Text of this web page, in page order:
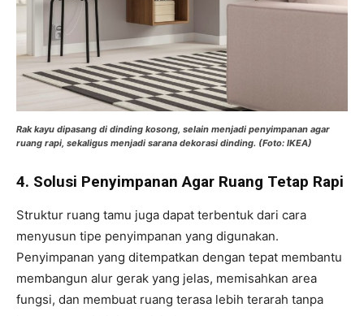
Rak kayu dipasang di dinding kosong, selain menjadi penyimpanan agar
ruang rapi, sekaligus menjadi sarana dekorasi dinding. (Foto: IKEA)
4. Solusi Penyimpanan Agar Ruang Tetap Rapi
Struktur ruang tamu juga dapat terbentuk dari cara
menyusun tipe penyimpanan yang digunakan.
Penyimpanan yang ditempatkan dengan tepat membantu
membangun alur gerak yang jelas, memisahkan area
fungsi, dan membuat ruang terasa lebih terarah tanpa